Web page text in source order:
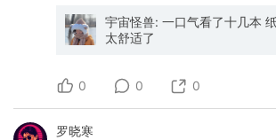
宇宙怪兽: 一口气看了十几本
太舒适了
0 0 0
罗晓寒